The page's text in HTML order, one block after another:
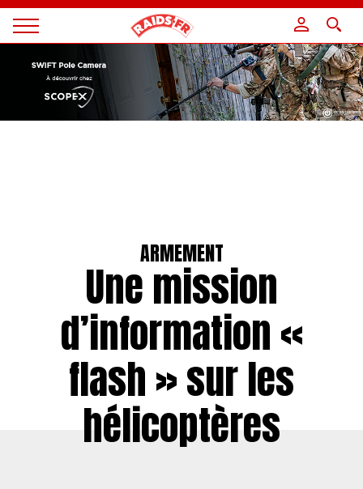
Magazine
ARMEMENT
Une mission
d’information «
flash » sur les
hélicoptères
Panneau de gestion des cookies